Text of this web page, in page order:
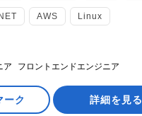
AWS Linux
ア フロントエンドエンジニア
詳細を見る